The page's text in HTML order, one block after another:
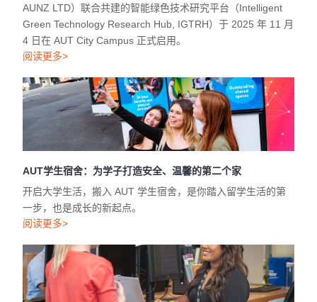
AUNZ LTD）联合共建的智能绿色技术研究平台（Intelligent
Green Technology Research Hub, IGTRH）于 2025 年 11 月
4 日在 AUT City Campus 正式启用。
阅读更多>
AUT学生宿舍：为学子打造安全、温馨的第二个家
开启大学生活，搬入 AUT 学生宿舍，是你踏入留学生活的第
一步，也是成长的新起点。
阅读更多>